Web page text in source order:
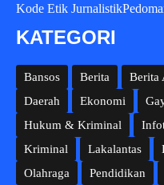
Kode Etik Jurnalistik
KATEGORI
Bansos Berita Berita
Daerah
Ekonomi
Hukum & Kriminal
Kriminal
Lakalantas
Olahraga
Pendidikan